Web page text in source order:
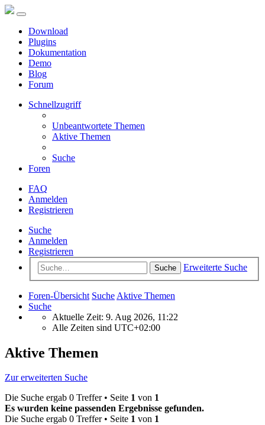
Download
Plugins
Dokumentation
Demo
Blog
Forum
Schnellzugriff
Unbeantwortete Themen
Aktive Themen
Suche
Foren
FAQ
Anmelden
Registrieren
Suche
Anmelden
Registrieren
Suche Erweiterte Suche
Foren-Übersicht Suche Aktive Themen
Suche
Aktuelle Zeit: 9. Aug 2026, 11:22
Alle Zeiten sind UTC+02:00
Aktive Themen
Zur erweiterten Suche
Die Suche ergab 0 Treffer • Seite 1 von 1
Es wurden keine passenden Ergebnisse gefunden.
Die Suche ergab 0 Treffer • Seite 1 von 1